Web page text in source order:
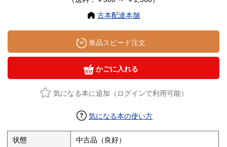
古本配達本舗
単品スピード注文
かごに入れる
気になる本に追加（ログインで利用可能）
気になる本の使い方
状態 中古品（良好）